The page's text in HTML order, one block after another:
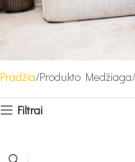
Pradžia Produkto Medžiaga
Filtrai